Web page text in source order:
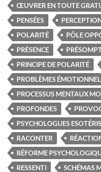
ŒUVRER EN TOUTE
PENSÉES
POLARITÉ
PÔLE
PRÉSENCE
PRINCIPE DE POLARITÉ
PROBLÈMES
PROCESSUS MENTAUX
PROFONDES
PSYCHOLOGUES
RACONTER
RÉFORME
RESSENTI
SCHÉMAS